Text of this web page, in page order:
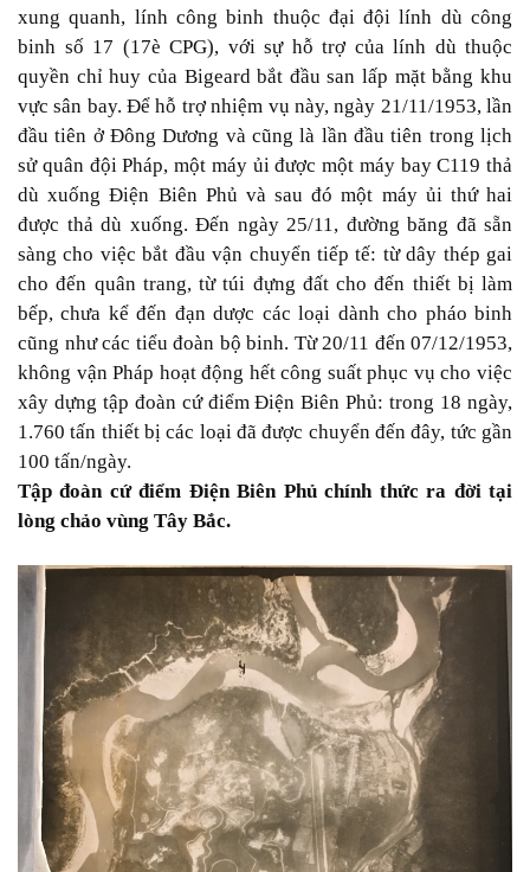
xung quanh, lính công binh thuộc đại đội lính dù công
binh số 17 (17è CPG), với sự hỗ trợ của lính dù thuộc
quyền chỉ huy của Bigeard bắt đầu san lấp mặt bằng khu
vực sân bay. Để hỗ trợ nhiệm vụ này, ngày 21/11/1953, lần
đầu tiên ở Đông Dương và cũng là lần đầu tiên trong lịch
sử quân đội Pháp, một máy ủi được một máy bay C119 thả
dù xuống Điện Biên Phủ và sau đó một máy ủi thứ hai
được thả dù xuống. Đến ngày 25/11, đường băng đã sẵn
sàng cho việc bắt đầu vận chuyển tiếp tế: từ dây thép gai
cho đến quân trang, từ túi đựng đất cho đến thiết bị làm
bếp, chưa kể đến đạn dược các loại dành cho pháo binh
cũng như các tiểu đoàn bộ binh. Từ 20/11 đến 07/12/1953,
không vận Pháp hoạt động hết công suất phục vụ cho việc
xây dựng tập đoàn cứ điểm Điện Biên Phủ: trong 18 ngày,
1.760 tấn thiết bị các loại đã được chuyển đến đây, tức gần
100 tấn/ngày.
Tập đoàn cứ điểm Điện Biên Phủ chính thức ra đời tại
lòng chảo vùng Tây Bắc.